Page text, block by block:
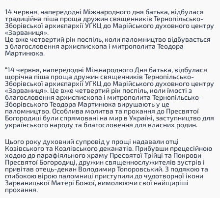
14 червня, напередодні Міжнародного дня батька, відбулася
традиційна піша проща дружин священників Тернопільсько-
Зборівської архиєпархії УГКЦ до Марійського духовного центру
«Зарваниця».
Це вже четвертий рік поспіль, коли паломництво відбувається
з благословення архиєпископа і митрополита Теодора
Мартинюка.
“14 червня, напередодні Міжнародного Дня батька, відбулася
щорічна піша проща дружин священників Тернопільсько-
Зборівської архиєпархії УГКЦ до Марійського духовного центру
«Зарваниця». Це вже четвертий рік поспіль, коли їмості з
благословення архиєпископа і митрополита Тернопільсько-
Зборівського Теодора Мартинюка вирушають у це
паломництво. Особлива молитва та прохання до Пресвятої
Богородиці були спрямовані на мир в Україні, заступництво для
українського народу та благословення для власних родин.
Цього року духовний супровід у прощі надавали отці
Козівського та Козлівського деканатів. Прибувши прецесійною
ходою до парафіяльного храму Пресвятої Трійці та Покрови
Пресвятої Богородиці, дружин священнослужителів зустрів і
привітав отець-декан Володимир Топоровський. З подякою та
глибокою вірою паломниці приступили до чудотворної ікони
Зарваницької Матері Божої, вимолюючи свої найщиріші
прохання.